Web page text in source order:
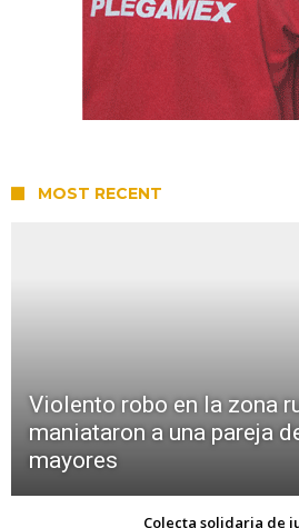
MOST RECENT
Violento robo en la zona
maniataron a una pareja
mayores
Colecta solidaria de